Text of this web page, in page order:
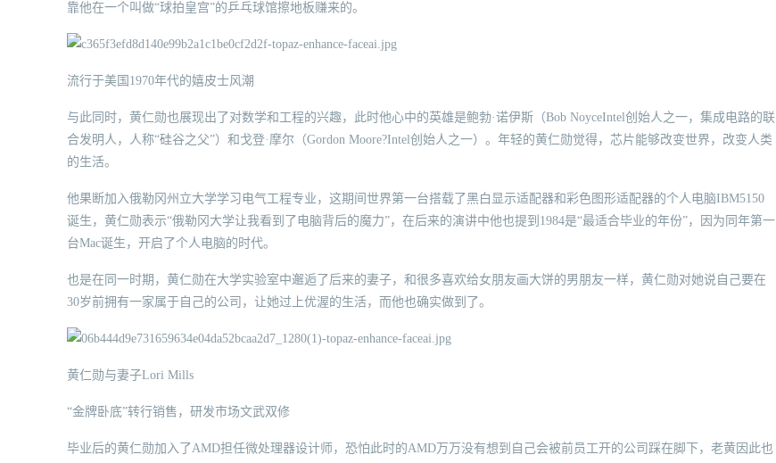
靠他在一个叫做“球拍皇宫”的乒乓球馆擦地板赚来的。
流行于美国1970年代的嬉皮士风潮
与此同时，黄仁勋也展现出了对数学和工程的兴趣，此时他心中的英雄是鲍勃·诺伊斯（Bob NoyceIntel创始人之一，集成电路的联
合发明人，人称“硅谷之父”）和戈登·摩尔（Gordon Moore?Intel创始人之一）。年轻的黄仁勋觉得，芯片能够改变世界，改变人类
的生活。
他果断加入俄勒冈州立大学学习电气工程专业，这期间世界第一台搭载了黑白显示适配器和彩色图形适配器的个人电脑IBM5150
诞生，黄仁勋表示“俄勒冈大学让我看到了电脑背后的魔力”，在后来的演讲中他也提到1984是“最适合毕业的年份”，因为同年第一
台Mac诞生，开启了个人电脑的时代。
也是在同一时期，黄仁勋在大学实验室中邂逅了后来的妻子，和很多喜欢给女朋友画大饼的男朋友一样，黄仁勋对她说自己要在
30岁前拥有一家属于自己的公司，让她过上优渥的生活，而他也确实做到了。
黄仁勋与妻子Lori Mills
“金牌卧底”转行销售，研发市场文武双修
毕业后的黄仁勋加入了AMD担任微处理器设计师，恐怕此时的AMD万万没有想到自己会被前员工开的公司踩在脚下，老黄因此也